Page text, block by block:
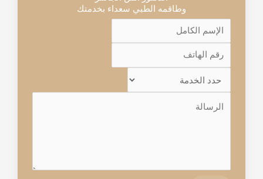
وطاقمه الطبي سعداء بخدمتك